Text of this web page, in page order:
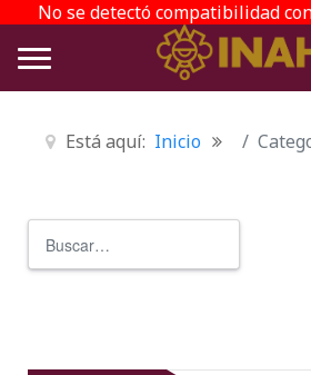
No se detectó compatibilidad
Está aquí: Inicio